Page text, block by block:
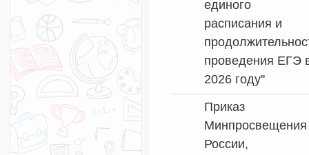
единого
расписания и
проведения ЕГЭ
2026 году''
Приказ
Минпросвещения
России,